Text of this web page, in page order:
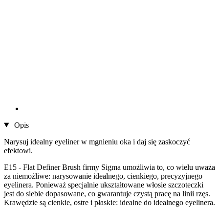
Opis
Narysuj idealny eyeliner w mgnieniu oka i daj się zaskoczyć
efektowi.
E15 - Flat Definer Brush firmy Sigma umożliwia to, co wielu uważa
za niemożliwe: narysowanie idealnego, cienkiego, precyzyjnego
eyelinera. Ponieważ specjalnie ukształtowane włosie szczoteczki
jest do siebie dopasowane, co gwarantuje czystą pracę na linii rzęs.
Krawędzie są cienkie, ostre i płaskie: idealne do idealnego eyelinera.